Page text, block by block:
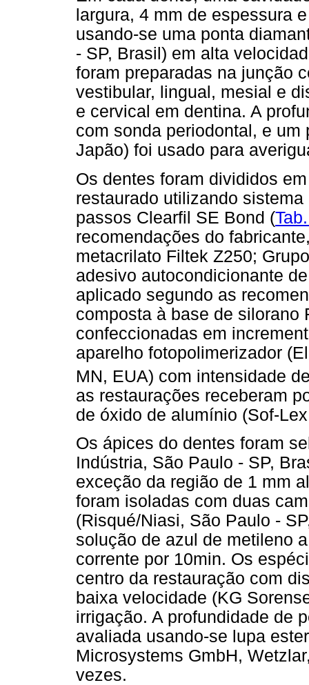
largura, 4 mm de espessura
usando-se uma ponta
- SP, Brasil) em alta
foram preparadas na junção
vestibular, lingual, mesial e
e cervical em dentina. A
com sonda periodontal, e
Japão) foi usado para
Os dentes foram divididos
restaurado utilizando
passos Clearfil SE Bond (
recomendações do
metacrilato Filtek Z250;
adesivo autocondicionante
aplicado segundo as
composta à base de silorano
confeccionadas em
aparelho fotopolimerizador
MN, EUA) com intensidade
as restaurações receberam
de óxido de alumínio (Sof-
Os ápices do dentes foram
Indústria, São Paulo - SP,
exceção da região de 1 mm
foram isoladas com duas
(Risqué/Niasi, São Paulo -
solução de azul de metileno
corrente por 10min. Os
centro da restauração com
baixa velocidade (KG
irrigação. A profundidade de
avaliada usando-se lupa
Microsystems GmbH,
vezes.